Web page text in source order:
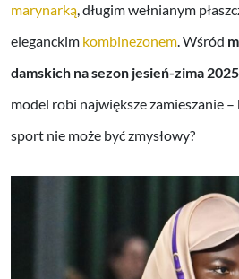
marynarką, długim wełnianym
eleganckim kombinezonem. Wśród
damskich na sezon jesień-zima
model robi największe zamieszanie –
sport nie może być zmysłowy?